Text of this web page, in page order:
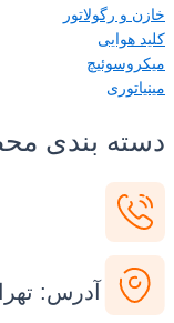
بندی
آدرس: تهران،